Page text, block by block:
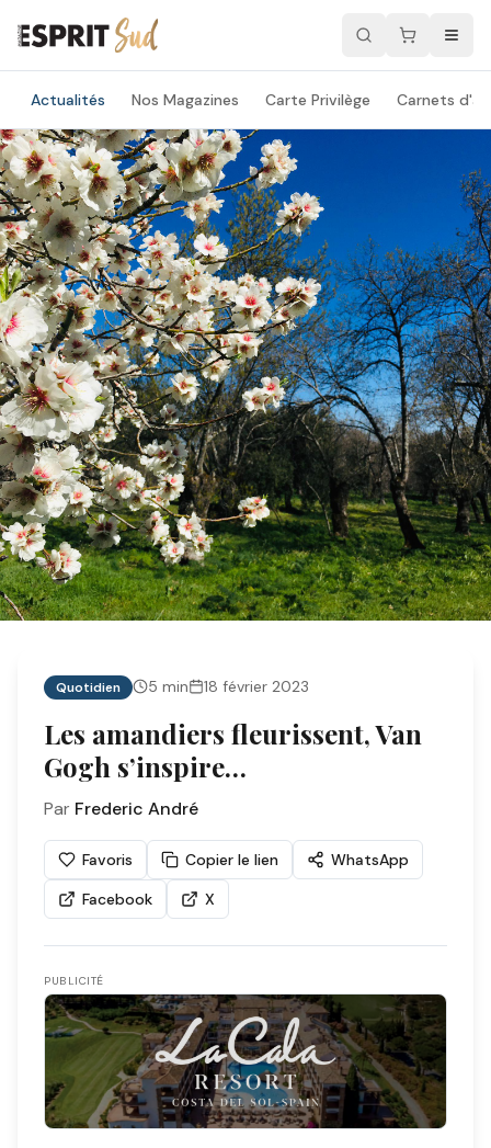
Actualités Nos Magazines Carte Privilège Carnets
Quotidien 5 min 18 février 2023
Les amandiers fleurissent, Van
Gogh s’inspire…
Par Frederic André
Favoris Copier le lien
WhatsApp
Facebook
X
PUBLICITÉ